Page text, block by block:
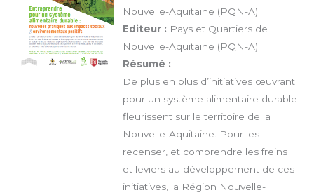
Nouvelle-Aquitaine (PQN-A)
Editeur : Pays et Quartiers de
Nouvelle-Aquitaine (PQN-A)
Résumé :
De plus en plus d’initiatives œuvrant
pour un système alimentaire durable
fleurissent sur le territoire de la
Nouvelle-Aquitaine. Pour les
recenser, et comprendre les freins
et leviers au développement de ces
initiatives, la Région Nouvelle-